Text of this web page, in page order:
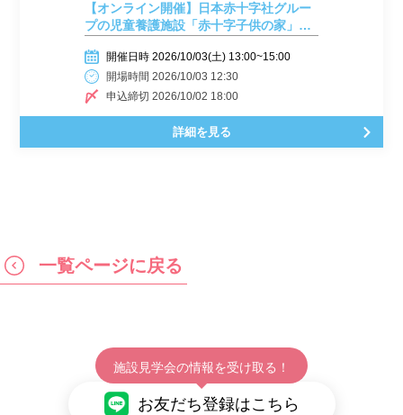
【オンライン開催】日本赤十字社グルー
プの児童養護施設「赤十字子供の家」説
間
開催日時 2026/10/03(土) 13:00~15:00
開場時間 2026/10/03 12:30
申込締切 2026/10/02 18:00
詳細を見る
一覧ページに戻る
施設見学会の情報を受け取る！
お友だち登録はこちら